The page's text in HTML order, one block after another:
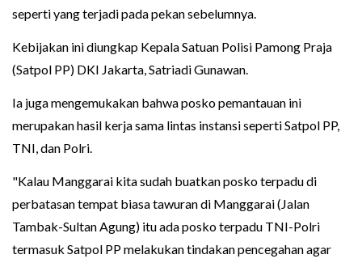
seperti yang terjadi pada pekan sebelumnya.
Kebijakan ini diungkap Kepala Satuan Polisi Pamong Praja
(Satpol PP) DKI Jakarta, Satriadi Gunawan.
Ia juga mengemukakan bahwa posko pemantauan ini
merupakan hasil kerja sama lintas instansi seperti Satpol PP,
TNI, dan Polri.
"Kalau Manggarai kita sudah buatkan posko terpadu di
perbatasan tempat biasa tawuran di Manggarai (Jalan
Tambak-Sultan Agung) itu ada posko terpadu TNI-Polri
termasuk Satpol PP melakukan tindakan pencegahan agar